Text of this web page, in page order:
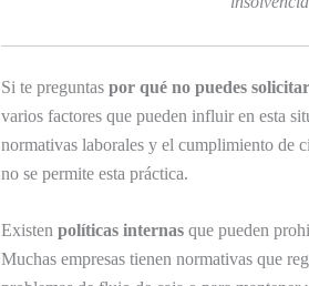
Si te preguntas por qué no puedes
varios factores que pueden influir en esta
normativas laborales y el cumplimiento de
no se permite esta práctica.
Existen políticas internas que pueden
Muchas empresas tienen normativas que